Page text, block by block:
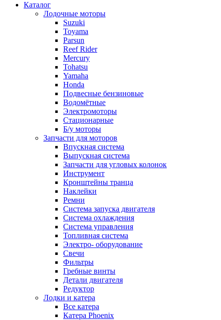
Каталог
Лодочные моторы
Suzuki
Toyama
Parsun
Reef Rider
Mercury
Tohatsu
Yamaha
Honda
Подвесные бензиновые
Водомётные
Электромоторы
Стационарные
Б/у моторы
Запчасти для моторов
Впускная система
Выпускная система
Запчасти для угловых колонок
Инструмент
Кронштейны транца
Наклейки
Ремни
Система запуска двигателя
Система охлаждения
Система управления
Топливная система
Электро- оборудование
Свечи
Фильтры
Гребные винты
Детали двигателя
Редуктор
Лодки и катера
Все катера
Катера Phoenix